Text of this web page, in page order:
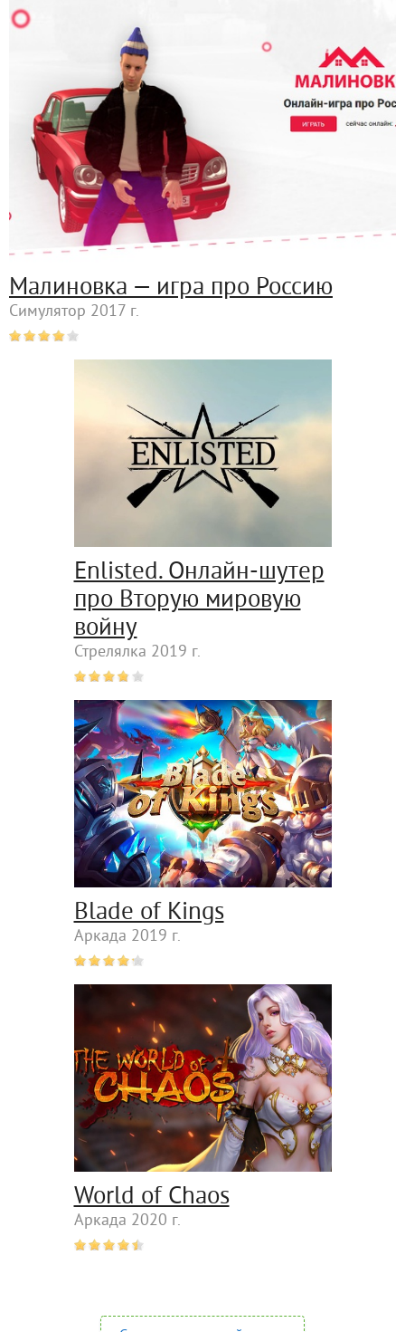
Малиновка — игра про Россию
Симулятор 2017 г.
Enlisted. Онлайн-шутер
про Вторую мировую
войну
Стрелялка 2019 г.
Blade of Kings
Аркада 2019 г.
World of Chaos
Аркада 2020 г.